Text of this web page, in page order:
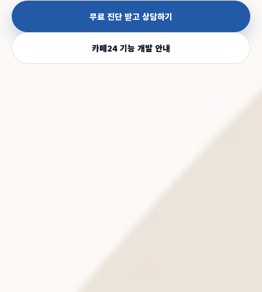
무료 진단 받고 상담하기
카페24 기능 개발 안내